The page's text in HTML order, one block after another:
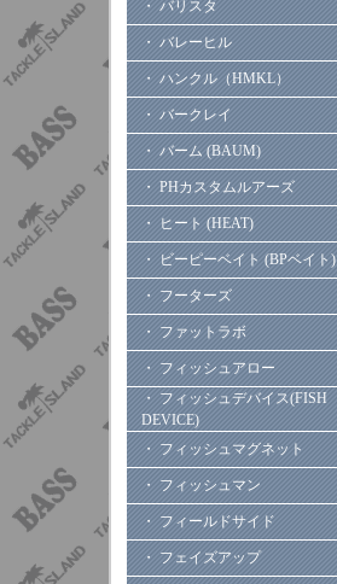
・ バリスタ
・ バレーヒル
・ ハンクル（HMKL）
・ バークレイ
・ バーム (BAUM)
・ PHカスタムルアーズ
・ ヒート (HEAT)
・ ビーピーベイト (BPベイト)
・ フーターズ
・ ファットラボ
・ フィッシュアロー
・ フィッシュデバイス(FISH
DEVICE)
・ フィッシュマグネット
・ フィッシュマン
・ フィールドサイド
・ フェイズアップ